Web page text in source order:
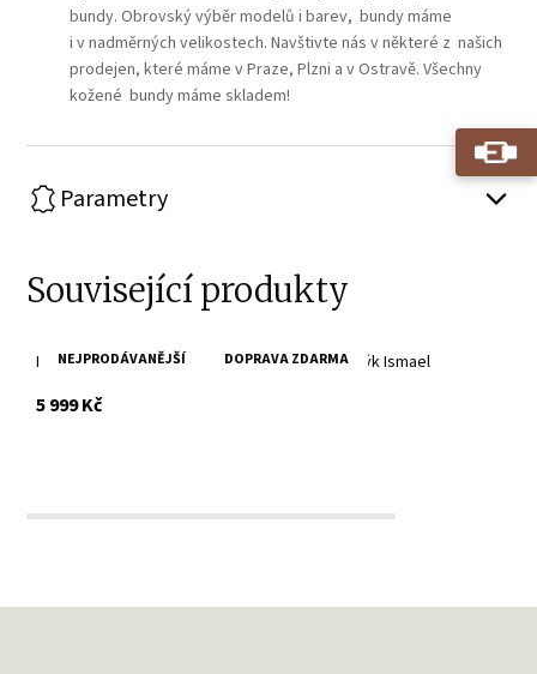
bundy. Obrovský výběr modelů i barev, bundy máme
i v nadměrných velikostech. Navštivte nás v některé z našich
prodejen, které máme v Praze, Plzni a v Ostravě. Všechny
kožené bundy máme skladem!
Parametry
Související produkty
NEJPRODÁVANĚJŠÍ DOPRAVA ZDARMA
Pánská tmavě červená kožená bunda Divoký býk Ismael
5 999 Kčs DPH